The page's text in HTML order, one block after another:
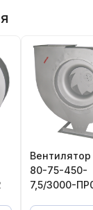
Вентилятор
80-75-450-
7,5/3000-